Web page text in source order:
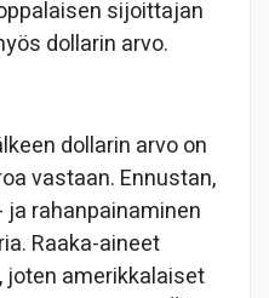
sijoittajan
dollarin arvo.
dollarin arvo on
vastaan. Ennustan,
rahanpainaminen
Raaka-aineet
joten amerikkalaiset